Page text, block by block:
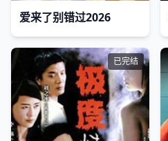
爱来了别错过2026
已完结